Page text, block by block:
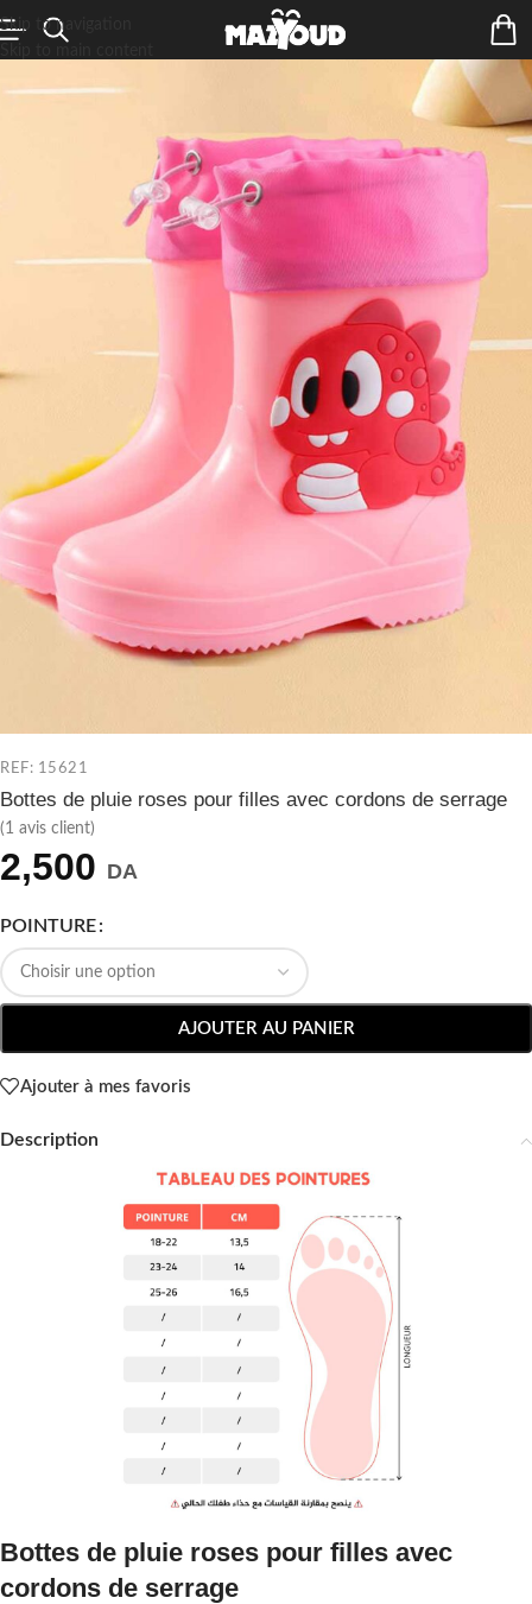
Skip to navigation
REF: 15621
Bottes de pluie roses pour filles avec cordons de serrage
(1 avis client)
2,500 DA
POINTURE
AJOUTER AU PANIER
Ajouter à mes favoris
Description
Bottes de pluie roses pour filles avec
cordons de serrage